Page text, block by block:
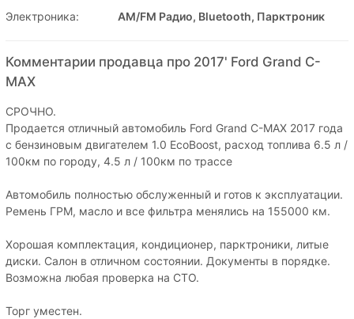
Электроника:
AM/FM Радио, Bluetooth, Парктроник
Комментарии продавца про 2017' Ford Grand C-
MAX
СРОЧНО.
Продается отличный автомобиль Ford Grand C-MAX 2017 года
с бензиновым двигателем 1.0 EcoBoost, расход топлива 6.5 л /
100км по городу, 4.5 л / 100км по трассе
Автомобиль полностью обслуженный и готов к эксплуатации.
Ремень ГРМ, масло и все фильтра менялись на 155000 км.
Хорошая комплектация, кондиционер, парктроники, литые
диски. Салон в отличном состоянии. Документы в порядке.
Возможна любая проверка на СТО.
Торг уместен.